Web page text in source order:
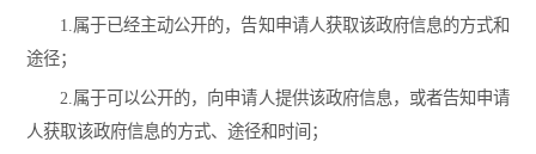
1.属于已经主动公开的，告知申请人获取该政府信息的方式和
途径；
2.属于可以公开的，向申请人提供该政府信息，或者告知申请
人获取该政府信息的方式、途径和时间；